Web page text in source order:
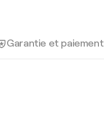
Garantie et paiement